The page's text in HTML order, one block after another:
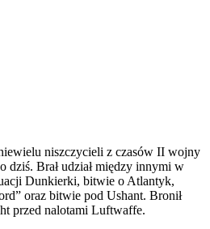
niszczycieli z czasów II wojny
dziś. Brał udział między innymi w
Dunkierki, bitwie o Atlantyk,
oraz bitwie pod Ushant. Bronił
przed nalotami Luftwaffe.